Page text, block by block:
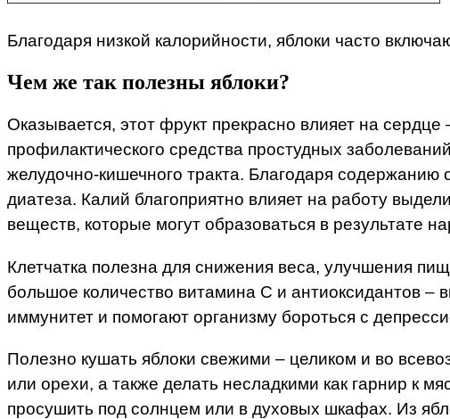
Благодаря низкой калорийности, яблоки часто
Чем же так полезны яблоки?
Оказывается, этот фрукт прекрасно влияет на
профилактического средства простудных
желудочно-кишечного тракта. Благодаря
диатеза. Калий благоприятно влияет на работу
веществ, которые могут образоваться в результате
Клетчатка полезна для снижения веса, улучшения
большое количество витамина С и антиоксидантов
иммунитет и помогают организму бороться с
Полезно кушать яблоки свежими – целиком и во
или орехи, а также делать несладкими как гарнир к
просушить под солнцем или в духовых шкафах. Из